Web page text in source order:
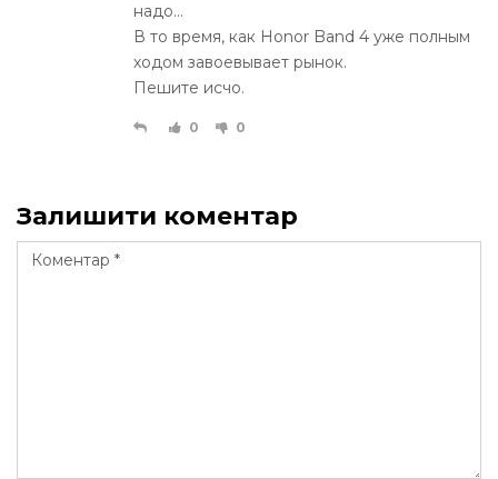
надо...
В то время, как Honor Band 4 уже полным
ходом завоевывает рынок.
Пешите исчо.
0 0
Залишити коментар